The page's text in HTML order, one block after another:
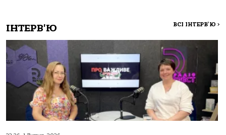
ІНТЕРВ'Ю ВСІ ІНТЕРВ'Ю >